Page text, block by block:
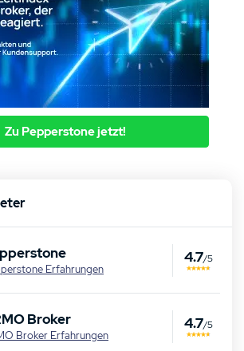
Zu Pepperstone jetzt!
Erfahrungen
4.7/5
Broker
Broker Erfahrungen
4.7/5